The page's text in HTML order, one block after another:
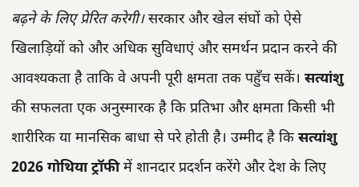
बढ़ने के लिए प्रेरित करेगी।सरकार और खेल संघों को ऐसे
खिलाड़ियों को और अधिक सुविधाएं और समर्थन प्रदान करने की
आवश्यकता है ताकि वे अपनी पूरी क्षमता तक पहुँच सकें। सत्यांशु
की सफलता एक अनुस्मारक है कि प्रतिभा और क्षमता किसी भी
शारीरिक या मानसिक बाधा से परे होती है। उम्मीद है कि सत्यांशु
2026 गोथिया ट्रॉफीमें शानदार प्रदर्शन करेंगे और देश के लिए